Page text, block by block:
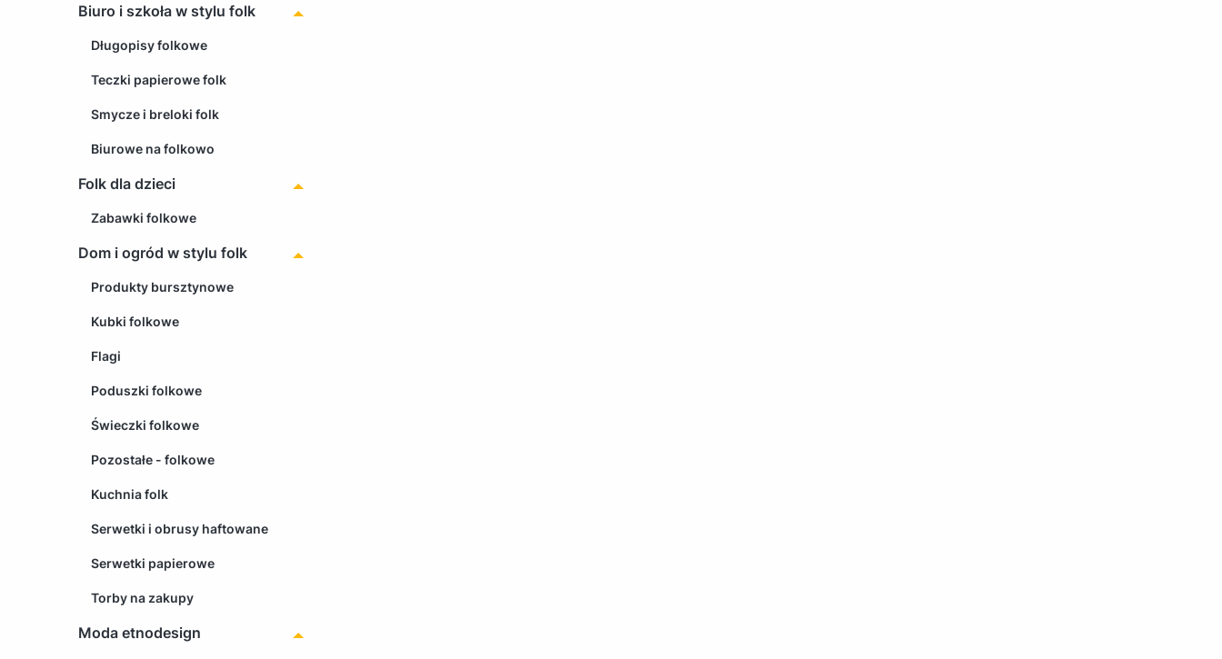
Biuro i szkoła w stylu folk
Długopisy folkowe
Teczki papierowe folk
Smycze i breloki folk
Biurowe na folkowo
Folk dla dzieci
Zabawki folkowe
Dom i ogród w stylu folk
Produkty bursztynowe
Kubki folkowe
Flagi
Poduszki folkowe
Świeczki folkowe
Pozostałe - folkowe
Kuchnia folk
Serwetki i obrusy haftowane
Serwetki papierowe
Torby na zakupy
Moda etnodesign